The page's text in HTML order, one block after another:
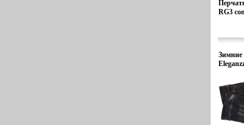
RG3
Зимние